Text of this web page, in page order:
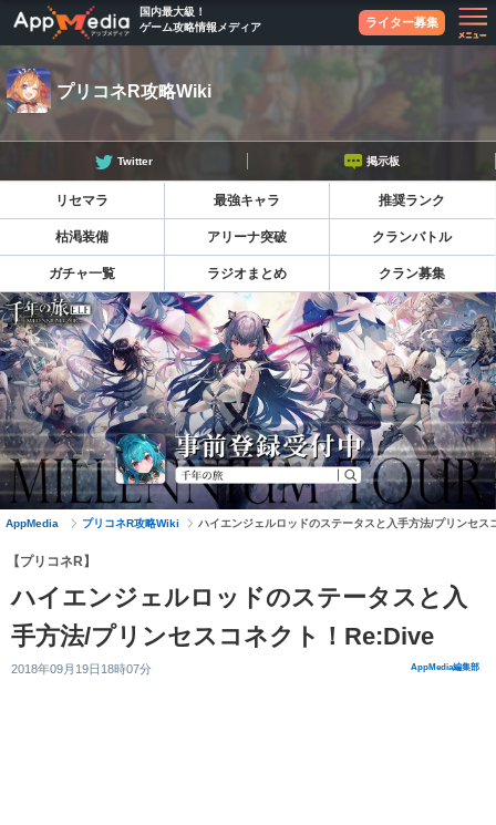
国内最大級！
ゲーム攻略情報メディア
ライター募集
Twitter 掲示板
プリコネR攻略Wiki
リセマラ 最強キャラ 推奨ランク
枯渇装備 アリーナ突破 クランバトル
ガチャ一覧 ラジオまとめ クラン募集
AppMedia プリコネR攻略Wiki ハイエンジェルロッドのステータスと入手方法/プリンセス
【プリコネR】
ハイエンジェルロッドのステータスと入
手方法/プリンセスコネクト！Re:Dive
2018年09月19日18時07分 AppMedia編集部